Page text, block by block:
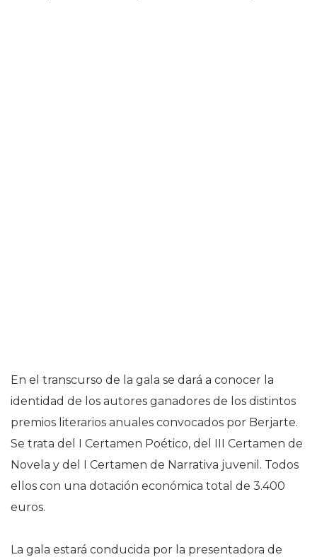
En el transcurso de la gala se dará a conocer la
identidad de los autores ganadores de los distintos
premios literarios anuales convocados por Berjarte.
Se trata del I Certamen Poético, del III Certamen de
Novela y del I Certamen de Narrativa juvenil. Todos
ellos con una dotación económica total de 3.400
euros.
La gala estará conducida por la presentadora de